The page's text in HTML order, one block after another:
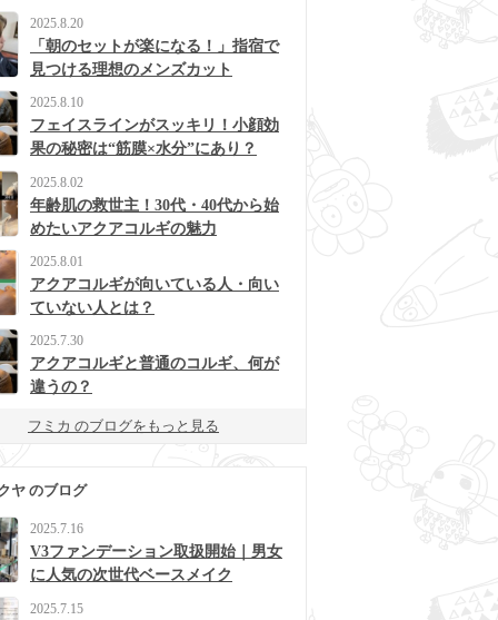
2025.8.20
「朝のセットが楽になる！」指宿で
見つける理想のメンズカット
2025.8.10
フェイスラインがスッキリ！小顔効
果の秘密は“筋膜×水分”にあり？
2025.8.02
年齢肌の救世主！30代・40代から始
めたいアクアコルギの魅力
2025.8.01
アクアコルギが向いている人・向い
ていない人とは？
2025.7.30
アクアコルギと普通のコルギ、何が
違うの？
フミカ のブログをもっと見る
ヤ のブログ
2025.7.16
V3ファンデーション取扱開始｜男女
に人気の次世代ベースメイク
2025.7.15